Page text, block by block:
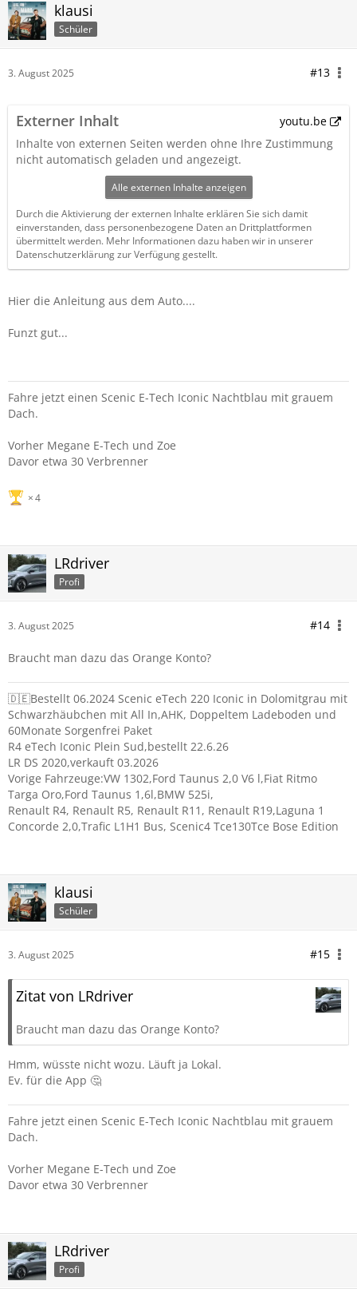
klausi
Schüler
3. August 2025 #13
Externer Inhalt
youtu.be
Inhalte von externen Seiten werden ohne Ihre Zustimmung
nicht automatisch geladen und angezeigt.
Alle externen Inhalte anzeigen
Durch die Aktivierung der externen Inhalte erklären Sie sich damit
einverstanden, dass personenbezogene Daten an Drittplattformen
übermittelt werden. Mehr Informationen dazu haben wir in unserer
Datenschutzerklärung zur Verfügung gestellt.
Hier die Anleitung aus dem Auto....
Funzt gut...
Fahre jetzt einen Scenic E-Tech Iconic Nachtblau mit grauem
Dach.
Vorher Megane E-Tech und Zoe
Davor etwa 30 Verbrenner
4
LRdriver
Profi
3. August 2025 #14
Braucht man dazu das Orange Konto?
🇩🇪Bestellt 06.2024 Scenic eTech 220 Iconic in Dolomitgrau mit
Schwarzhäubchen mit All In,AHK, Doppeltem Ladeboden und
60Monate Sorgenfrei Paket
R4 eTech Iconic Plein Sud,bestellt 22.6.26
LR DS 2020,verkauft 03.2026
Vorige Fahrzeuge:VW 1302,Ford Taunus 2,0 V6 l,Fiat Ritmo
Targa Oro,Ford Taunus 1,6l,BMW 525i,
Renault R4, Renault R5, Renault R11, Renault R19,Laguna 1
Concorde 2,0,Trafic L1H1 Bus, Scenic4 Tce130Tce Bose Edition
klausi
Schüler
3. August 2025 #15
Zitat von LRdriver
Braucht man dazu das Orange Konto?
Hmm, wüsste nicht wozu. Läuft ja Lokal.
Ev. für die App 🤔
Fahre jetzt einen Scenic E-Tech Iconic Nachtblau mit grauem
Dach.
Vorher Megane E-Tech und Zoe
Davor etwa 30 Verbrenner
LRdriver
Profi